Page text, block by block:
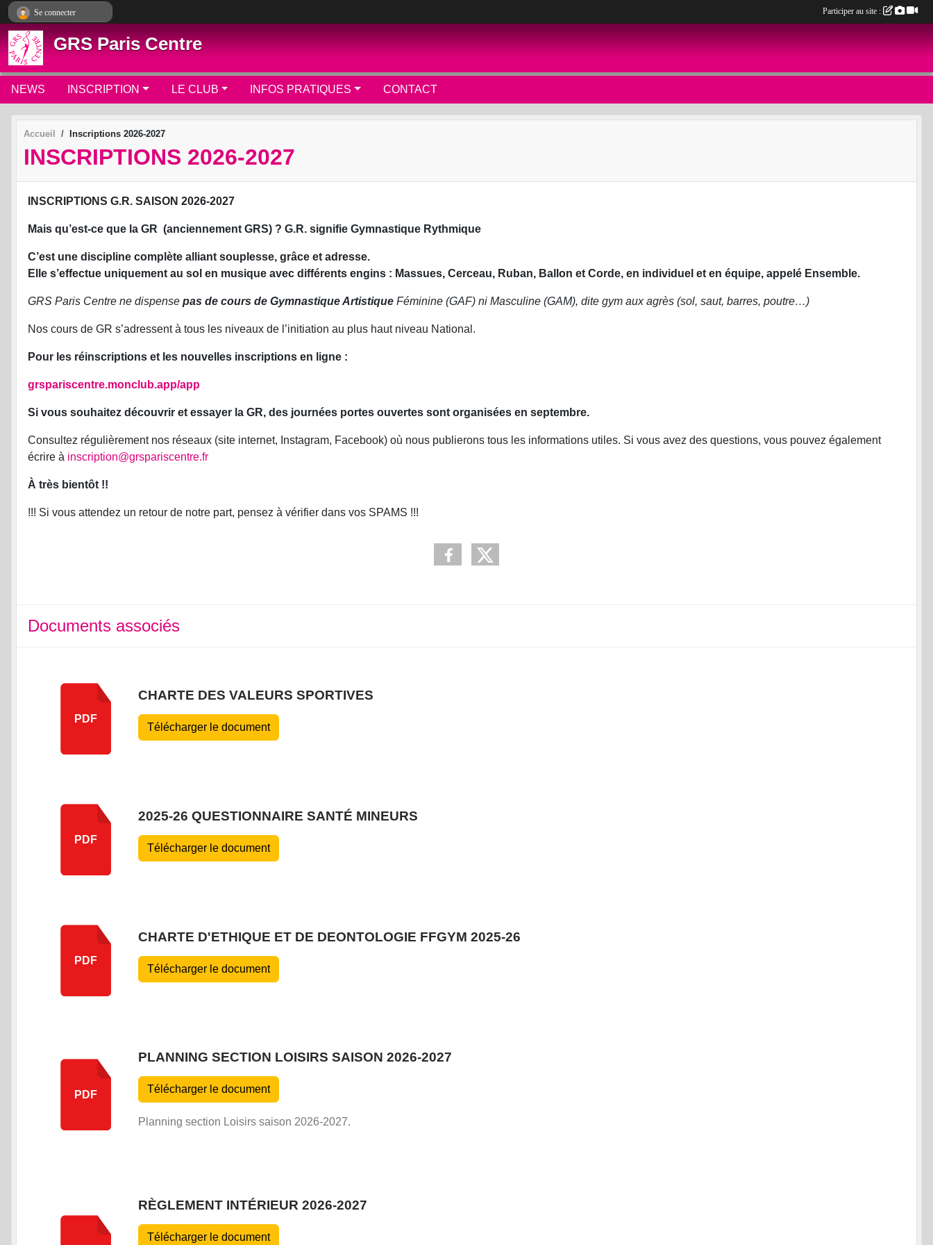
GRS Paris Centre
NEWS INSCRIPTION LE CLUB INFOS PRATIQUES CONTACT
Accueil Inscriptions 2026-2027
INSCRIPTIONS 2026-2027
INSCRIPTIONS G.R. SAISON 2026-2027
Mais qu’est-ce que la GR (anciennement GRS) ? G.R. signifie Gymnastique Rythmique
C’est une discipline complète alliant souplesse, grâce et adresse.
Elle s’effectue uniquement au sol en musique avec différents engins : Massues, Cerceau, Ruban, Ballon et Corde, en individuel et en équipe, appelé Ensemble.
GRS Paris Centre ne dispense pas de cours de Gymnastique Artistique Féminine (GAF) ni Masculine (GAM), dite gym aux agrès (sol, saut, barres, poutre…)
Nos cours de GR s’adressent à tous les niveaux de l’initiation au plus haut niveau National.
Pour les réinscriptions et les nouvelles inscriptions en ligne :
grspariscentre.monclub.app/app
Si vous souhaitez découvrir et essayer la GR, des journées portes ouvertes sont organisées en septembre.
Consultez régulièrement nos réseaux (site internet, Instagram, Facebook) où nous publierons tous les informations utiles. Si vous avez des questions, vous pouvez également
écrire à inscription@grspariscentre.fr
À très bientôt !!
!!! Si vous attendez un retour de notre part, pensez à vérifier dans vos SPAMS !!!
Documents associés
PDF
CHARTE DES VALEURS SPORTIVES
Télécharger le document
PDF
2025-26 QUESTIONNAIRE SANTÉ MINEURS
Télécharger le document
PDF
CHARTE D'ETHIQUE ET DE DEONTOLOGIE FFGYM 2025-26
Télécharger le document
PDF
PLANNING SECTION LOISIRS SAISON 2026-2027
Télécharger le document
Planning section Loisirs saison 2026-2027.
RÈGLEMENT INTÉRIEUR 2026-2027
Télécharger le document
Se connecter Participer au site :
Panneau de gestion des cookies